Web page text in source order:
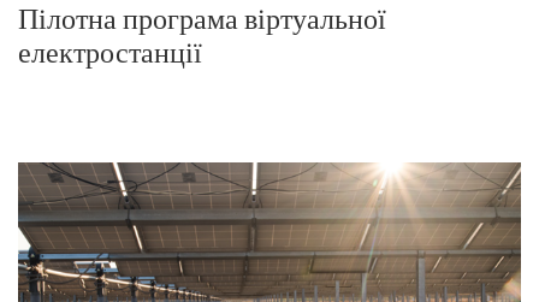
Пілотна програма віртуальної
електростанції